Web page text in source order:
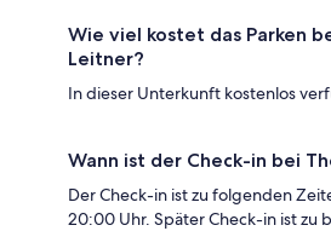
Wie viel kostet das Parken
Leitner?
In dieser Unterkunft kostenlos
Wann ist der Check-in bei
Der Check-in ist zu folgenden
20:00 Uhr. Später Check-in ist zu